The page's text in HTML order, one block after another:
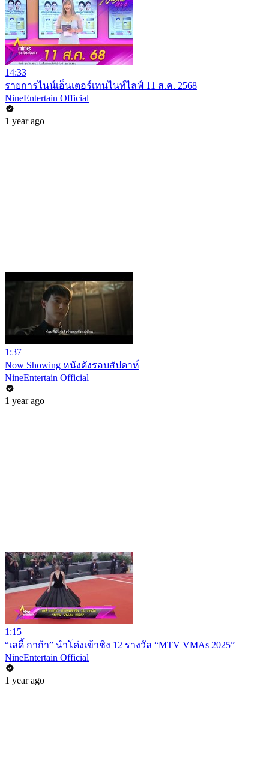
14:33
รายการไนน์เอ็นเตอร์เทนไนท์ไลฟ์ 11 ส.ค. 2568
NineEntertain Official
1 year ago
1:37
Now Showing หนังดังรอบสัปดาห์
NineEntertain Official
1 year ago
1:15
“เลดี้ กาก้า” นำโด่งเข้าชิง 12 รางวัล “MTV VMAs 2025”
NineEntertain Official
1 year ago